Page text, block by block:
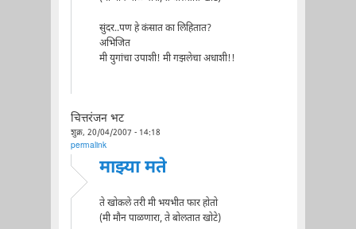
सुंदर..पण हे कंसात का लिहितात?
अभिजित
मी युगांचा उपाशी! मी गझलेचा अधाशी!!
चित्तरंजन भट
शुक्र, 20/04/2007 - 14:18
permalink
माझ्या मते
ते खोकले तरी मी भयभीत फार होतो
(मी मौन पाळणारा, ते बोलतात खोटे)